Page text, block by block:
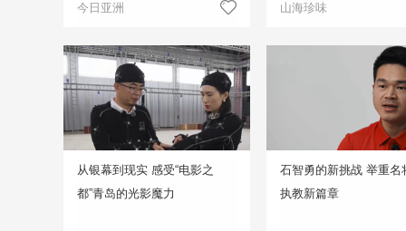
今日亚洲 山海珍味
从银幕到现实 感受“电影之
都”青岛的光影魔力
石智勇的新挑战 举重名
执教新篇章